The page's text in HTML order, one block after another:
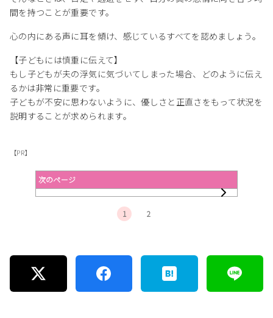
間を持つことが重要です。
心の内にある声に耳を傾け、感じているすべてを認めましょう。
【子どもには慎重に伝えて】
もし子どもが夫の浮気に気づいてしまった場合、どのように伝え
るかは非常に重要です。
子どもが不安に思わないように、優しさと正直さをもって状況を
説明することが求められます。
【PR】
次のページ
1 2